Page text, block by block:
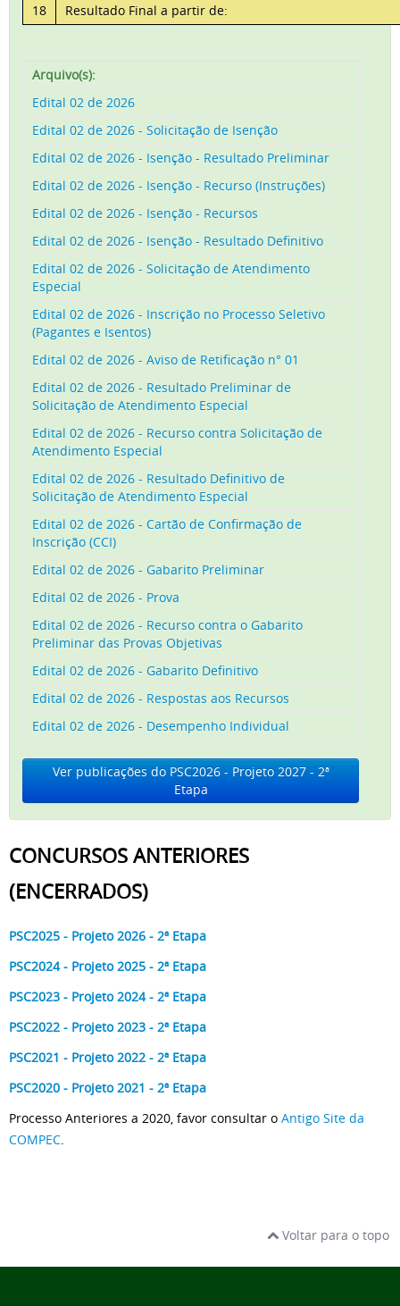
18
Resultado Final a partir de:
Arquivo(s):
Edital 02 de 2026
Edital 02 de 2026 - Solicitação de Isenção
Edital 02 de 2026 - Isenção - Resultado Preliminar
Edital 02 de 2026 - Isenção - Recurso (Instruções)
Edital 02 de 2026 - Isenção - Recursos
Edital 02 de 2026 - Isenção - Resultado Definitivo
Edital 02 de 2026 - Solicitação de Atendimento
Especial
Edital 02 de 2026 - Inscrição no Processo Seletivo
(Pagantes e Isentos)
Edital 02 de 2026 - Aviso de Retificação n° 01
Edital 02 de 2026 - Resultado Preliminar de
Solicitação de Atendimento Especial
Edital 02 de 2026 - Recurso contra Solicitação de
Atendimento Especial
Edital 02 de 2026 - Resultado Definitivo de
Solicitação de Atendimento Especial
Edital 02 de 2026 - Cartão de Confirmação de
Inscrição (CCI)
Edital 02 de 2026 - Gabarito Preliminar
Edital 02 de 2026 - Prova
Edital 02 de 2026 - Recurso contra o Gabarito
Preliminar das Provas Objetivas
Edital 02 de 2026 - Gabarito Definitivo
Edital 02 de 2026 - Respostas aos Recursos
Edital 02 de 2026 - Desempenho Individual
Ver publicações do PSC2026 - Projeto 2027 - 2ª
Etapa
CONCURSOS ANTERIORES
(ENCERRADOS)
PSC2025 - Projeto 2026 - 2ª Etapa
PSC2024 - Projeto 2025 - 2ª Etapa
PSC2023 - Projeto 2024 - 2ª Etapa
PSC2022 - Projeto 2023 - 2ª Etapa
PSC2021 - Projeto 2022 - 2ª Etapa
PSC2020 - Projeto 2021 - 2ª Etapa
Processo Anteriores a 2020, favor consultar o Antigo Site da
COMPEC
Voltar para o topo